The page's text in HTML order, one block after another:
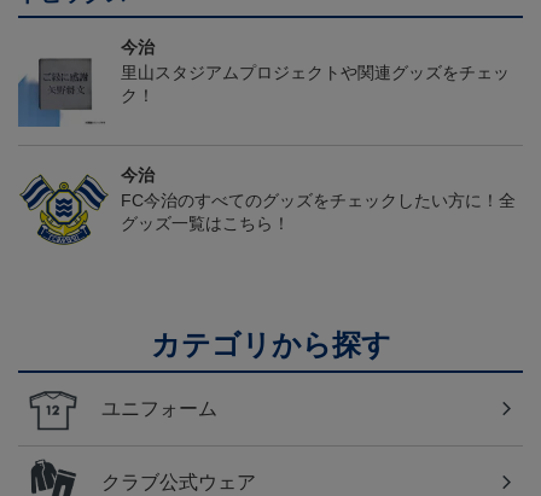
今治
里山スタジアムプロジェクトや関連グッズをチェッ
ク！
今治
FC今治のすべてのグッズをチェックしたい方に！全
グッズ一覧はこちら！
カテゴリから探す
ユニフォーム
クラブ公式ウェア